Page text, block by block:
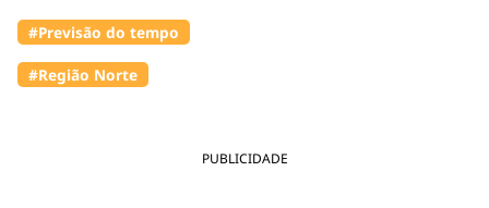
PUBLICIDADE
#Previsão do tempo
#Região Norte